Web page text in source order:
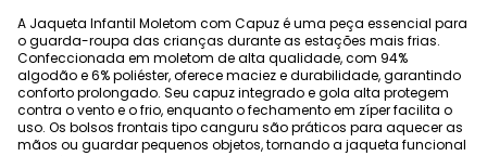
A Jaqueta Infantil Moletom com Capuz é uma peça essencial para
o guarda-roupa das crianças durante as estações mais frias.
Confeccionada em moletom de alta qualidade, com 94%
algodão e 6% poliéster, oferece maciez e durabilidade, garantindo
conforto prolongado. Seu capuz integrado e gola alta protegem
contra o vento e o frio, enquanto o fechamento em zíper facilita o
uso. Os bolsos frontais tipo canguru são práticos para aquecer as
mãos ou guardar pequenos objetos, tornando a jaqueta funcional